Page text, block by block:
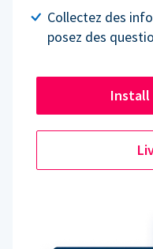
Collectez des
posez des
Install